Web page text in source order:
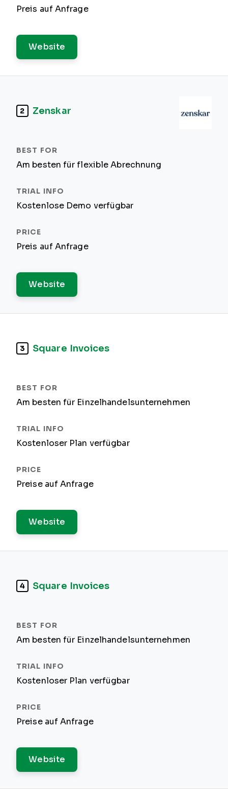
Preis auf Anfrage
Website
2 Zenskar
Am besten für flexible Abrechnung
Kostenlose Demo verfügbar
Preis auf Anfrage
Website
3 Square Invoices
Am besten für Einzelhandelsunternehmen
Kostenloser Plan verfügbar
Preise auf Anfrage
Website
4 Square Invoices
Am besten für Einzelhandelsunternehmen
Kostenloser Plan verfügbar
Preise auf Anfrage
Website